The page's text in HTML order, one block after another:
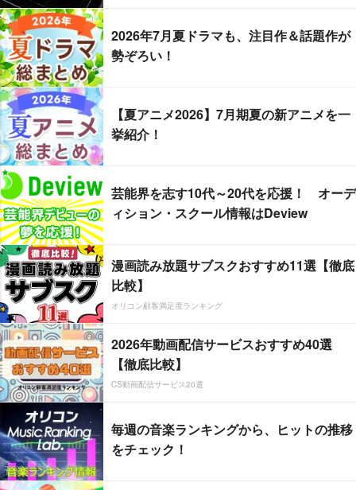
2026年7月夏ドラマも、注目作＆話題作が
勢ぞろい！
【夏アニメ2026】7月期夏の新アニメを一
挙紹介！
芸能界を志す10代～20代を応援！ オーデ
ィション・スクール情報はDeview
漫画読み放題サブスクおすすめ11選【徹底
比較】
オリコン顧客満足度ランキング
2026年動画配信サービスおすすめ40選
【徹底比較】
CS動画配信サービス20選
毎週の音楽ランキングから、ヒットの推移
をチェック！